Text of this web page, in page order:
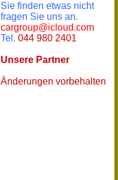
Sie finden etwas nicht
fragen Sie uns an.
cargroup@icloud.com
Tel. 044 980 2401
Unsere Partner
Änderungen vorbehalten